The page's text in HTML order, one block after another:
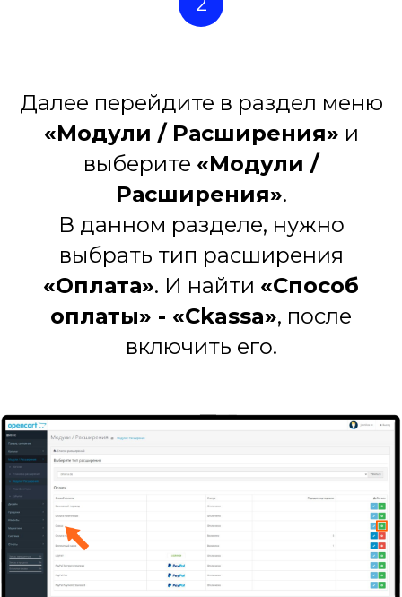
Далее перейдите в раздел меню
«Модули / Расширения» и
выберите «Модули /
Расширения».
В данном разделе, нужно
выбрать тип расширения
«Оплата». И найти «Способ
оплаты» - «Ckassa», после
включить его.
№ 416 009 116 в реестре Росфинмониторинга,
как финансовый посредник
№ 11−222 774 и № 59−14−810 в реестре
Роскомнадзора, как оператор персональных
данных
Банковский платежный агент осуществляющий
операции платежных агрегаторов согласно